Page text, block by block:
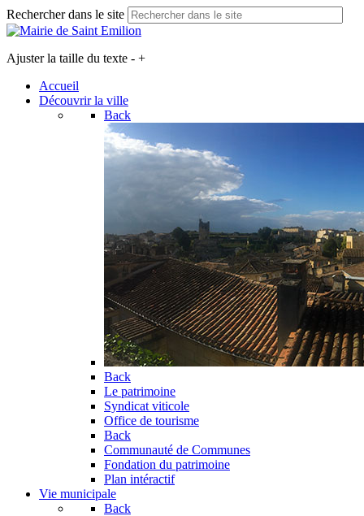
Rechercher dans le site
Ajuster la taille du texte - +
Accueil
Découvrir la ville
Back
Back
Le patrimoine
Syndicat viticole
Office de tourisme
Back
Communauté de Communes
Fondation du patrimoine
Plan intéractif
Vie municipale
Back